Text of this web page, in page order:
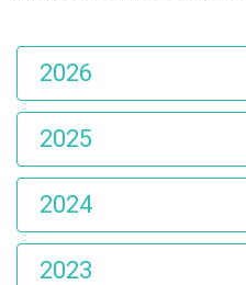
Asamblea
de
Accionistas
2026
2025
2024
2023